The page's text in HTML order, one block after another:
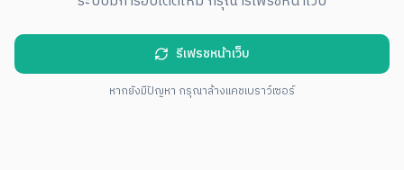
รีเฟรชหน้าเว็บ
หากยังมีปัญหา กรุณาล้างแคชเบราว์เซอร์